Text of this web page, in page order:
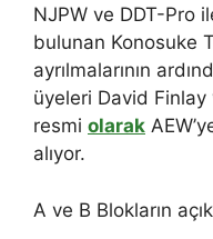
NJPW ve DDT-Pro
bulunan Konosuke
ayrılmalarının
üyeleri David
resmi olarak
alıyor.
A ve B Blokların